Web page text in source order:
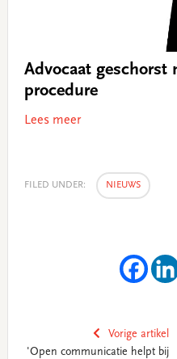
Advocaat
procedure
Lees meer
FILED UNDER: NIEUWS
Vorige artikel
'Open communicatie helpt bij